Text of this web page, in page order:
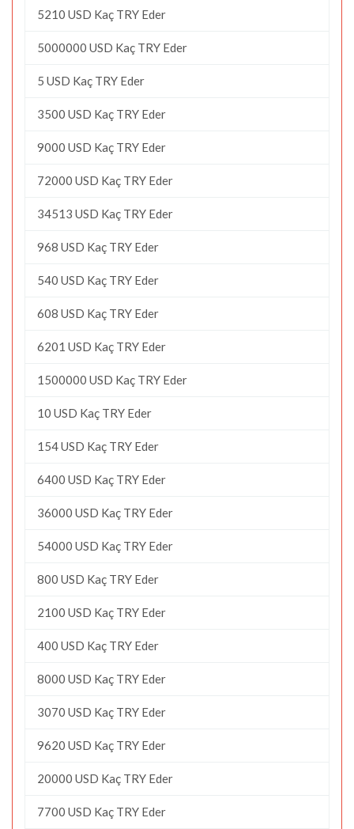
5210 USD Kaç TRY Eder
5000000 USD Kaç TRY Eder
5 USD Kaç TRY Eder
3500 USD Kaç TRY Eder
9000 USD Kaç TRY Eder
72000 USD Kaç TRY Eder
34513 USD Kaç TRY Eder
968 USD Kaç TRY Eder
540 USD Kaç TRY Eder
608 USD Kaç TRY Eder
6201 USD Kaç TRY Eder
1500000 USD Kaç TRY Eder
10 USD Kaç TRY Eder
154 USD Kaç TRY Eder
6400 USD Kaç TRY Eder
36000 USD Kaç TRY Eder
54000 USD Kaç TRY Eder
800 USD Kaç TRY Eder
2100 USD Kaç TRY Eder
400 USD Kaç TRY Eder
8000 USD Kaç TRY Eder
3070 USD Kaç TRY Eder
9620 USD Kaç TRY Eder
20000 USD Kaç TRY Eder
7700 USD Kaç TRY Eder